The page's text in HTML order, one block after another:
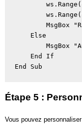
MsgBox
Else
MsgBox
End If
End Sub
Étape 5 :
Vous pouvez